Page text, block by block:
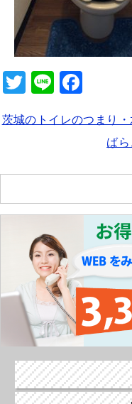
T
tt
Li
e c
b
o
茨城のトイレのつまり
ばら